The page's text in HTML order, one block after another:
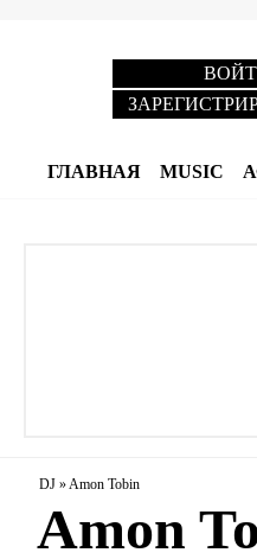
ГЛАВНАЯ MUSIC
DJ »Amon Tobin
Amon